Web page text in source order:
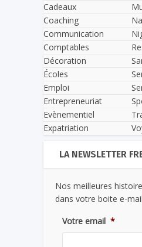
Cadeaux
Coaching
Communication
Comptables
Décoration
Écoles
Emploi
Entrepreneuriat
Evènementiel
Expatriation
LA NEWSLETTER
Nos meilleures
dans votre boite e-
Votre email *